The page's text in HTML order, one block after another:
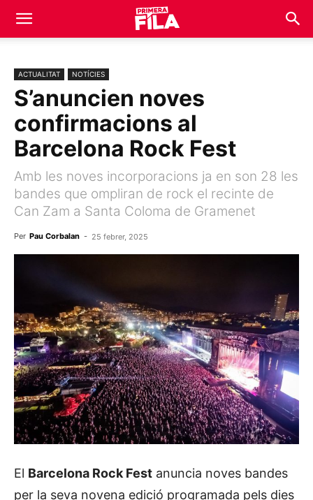
ACTUALITAT NOTÍCIES
S’anuncien noves
confirmacions al
Barcelona Rock Fest
Amb les noves incorporacions ja en son 28 les
bandes que ompliran de rock el recinte de
Can Zam a Santa Coloma de Gramenet
Per Pau Corbalan - 25 febrer, 2025
El Barcelona Rock Fest anuncia noves bandes
per la seva novena edició programada pels dies